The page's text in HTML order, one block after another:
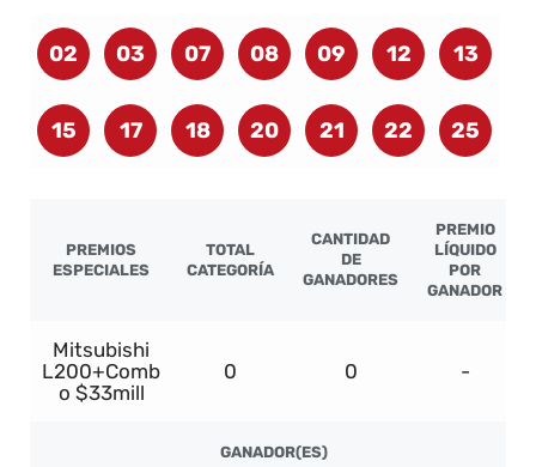
02 03 07 08 09 12 13
15 17 18 20 21 22 25
PREMIOS
ESPECIALES
TOTAL
CATEGORÍA
CANTIDAD
DE
GANADORES
PREMIO
LÍQUIDO
POR
GANADOR
Mitsubishi
L200+Comb
o $33mill
0 0 -
GANADOR(ES)